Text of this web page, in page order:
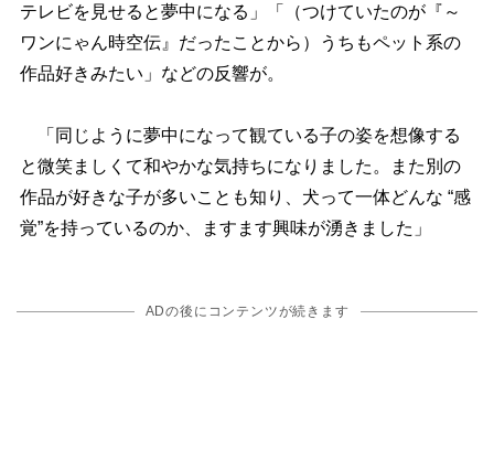
テレビを見せると夢中になる」「（つけていたのが『～
ワンにゃん時空伝』だったことから）うちもペット系の
作品好きみたい」などの反響が。
「同じように夢中になって観ている子の姿を想像する
と微笑ましくて和やかな気持ちになりました。また別の
作品が好きな子が多いことも知り、犬って一体どんな “感
覚”を持っているのか、ますます興味が湧きました」
ADの後にコンテンツが続きます